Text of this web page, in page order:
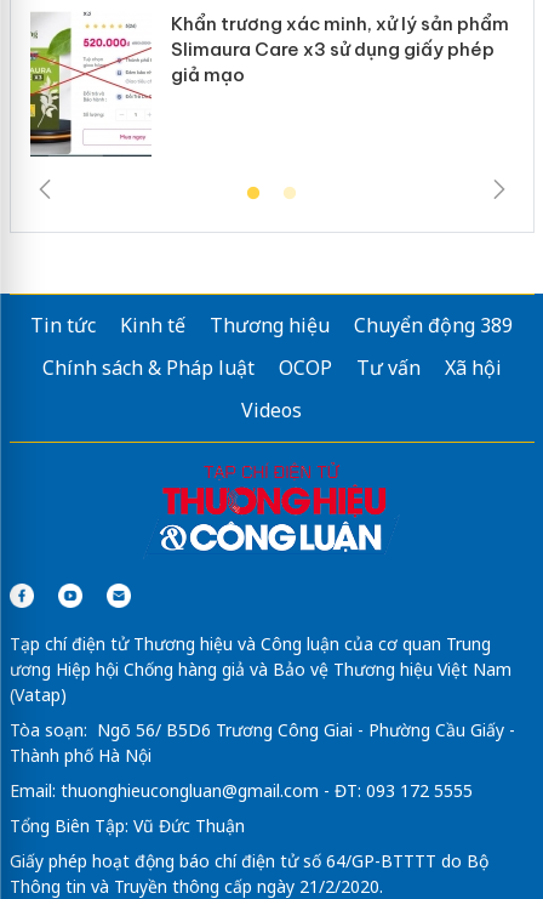
Khẩn trương xác minh, xử lý sản phẩm
Slimaura Care x3 sử dụng giấy phép
giả mạo
Tin tức Kinh tế Thương hiệu
Chuyển động 389
Chính sách & Pháp luật
OCOP Tư vấn
Xã hội
Videos
Tạp chí điện tử Thương hiệu và Công luận của cơ quan Trung
ương Hiệp hội Chống hàng giả và Bảo vệ Thương hiệu Việt Nam
(Vatap)
Tòa soạn: Ngõ 56/ B5D6 Trương Công Giai - Phường Cầu Giấy -
Thành phố Hà Nội
Email: thuonghieucongluan@gmail.com - ĐT: 093 172 5555
Tổng Biên Tập: Vũ Đức Thuận
Giấy phép hoạt động báo chí điện tử số 64/GP-BTTTT do Bộ
Thông tin và Truyền thông cấp ngày 21/2/2020.